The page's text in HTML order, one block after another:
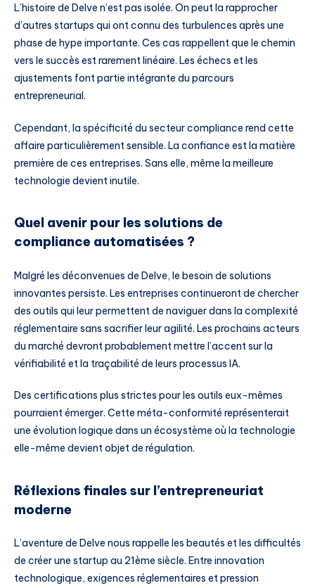
L’histoire de Delve n’est pas isolée. On peut la rapprocher
d’autres startups qui ont connu des turbulences après une
phase de hype importante. Ces cas rappellent que le chemin
vers le succès est rarement linéaire. Les échecs et les
ajustements font partie intégrante du parcours
entrepreneurial.
Cependant, la spécificité du secteur compliance rend cette
affaire particulièrement sensible. La confiance est la matière
première de ces entreprises. Sans elle, même la meilleure
technologie devient inutile.
Quel avenir pour les solutions de
compliance automatisées ?
Malgré les déconvenues de Delve, le besoin de solutions
innovantes persiste. Les entreprises continueront de chercher
des outils qui leur permettent de naviguer dans la complexité
réglementaire sans sacrifier leur agilité. Les prochains acteurs
du marché devront probablement mettre l’accent sur la
vérifiabilité et la traçabilité de leurs processus IA.
Des certifications plus strictes pour les outils eux-mêmes
pourraient émerger. Cette méta-conformité représenterait
une évolution logique dans un écosystème où la technologie
elle-même devient objet de régulation.
Réflexions finales sur l’entrepreneuriat
moderne
L’aventure de Delve nous rappelle les beautés et les difficultés
de créer une startup au 21ème siècle. Entre innovation
technologique, exigences réglementaires et pression